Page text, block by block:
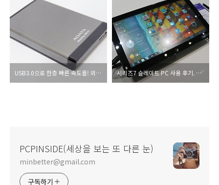
USB3.0으로 한층 빠른 속도를! 외장하드 ADATA 모빌리티 NH13 시리즈7 슬레이트 PC 사용 후기. 윈도우 기반의 태블릿 가능성은 있나?
PCPINSIDE(세상을 보는 또 다른 눈)
minbetter@gmail.com
구독하기